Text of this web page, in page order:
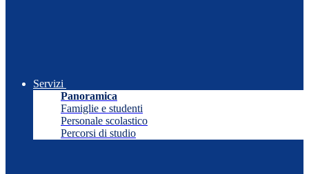
Servizi
Panoramica
Famiglie e studenti
Personale scolastico
Percorsi di studio